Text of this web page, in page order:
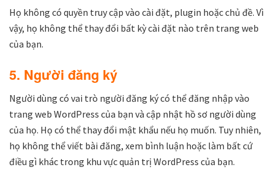
Họ không có quyền truy cập vào cài đặt, plugin hoặc chủ đề. Vì
vậy, họ không thể thay đổi bất kỳ cài đặt nào trên trang web
của bạn.
5. Người đăng ký
Người dùng có vai trò người đăng ký có thể đăng nhập vào
trang web WordPress của bạn và cập nhật hồ sơ người dùng
của họ. Họ có thể thay đổi mật khẩu nếu họ muốn. Tuy nhiên,
họ không thể viết bài đăng, xem bình luận hoặc làm bất cứ
điều gì khác trong khu vực quản trị WordPress của bạn.